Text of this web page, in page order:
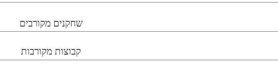
שחקנים מקורבים
קבוצות מקורבות